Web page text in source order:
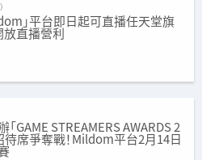
」平台即日起可直播任天堂旗
放直播營利
GAME STREAMERS AWARDS 2
待席爭奪戰！Mildom平台2月14日